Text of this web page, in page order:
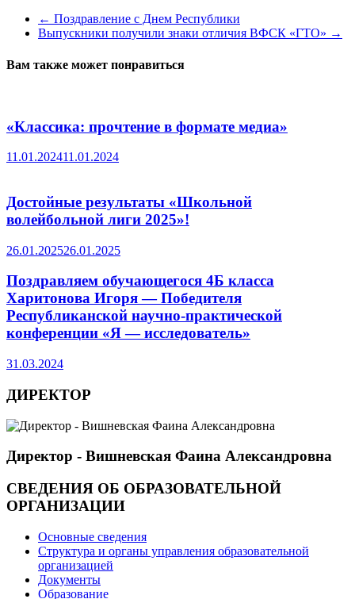
← Поздравление с Днем Республики
Выпускники получили знаки отличия ВФСК «ГТО» →
Вам также может понравиться
«Классика: прочтение в формате медиа»
11.01.202411.01.2024
Достойные результаты «Школьной
волейбольной лиги 2025»!
26.01.202526.01.2025
Поздравляем обучающегося 4Б класса
Харитонова Игоря — Победителя
Республиканской научно-практической
конференции «Я — исследователь»
31.03.2024
ДИРЕКТОР
Директор - Вишневская Фаина Александровна
СВЕДЕНИЯ ОБ ОБРАЗОВАТЕЛЬНОЙ
ОРГАНИЗАЦИИ
Основные сведения
Структура и органы управления образовательной
организацией
Документы
Образование